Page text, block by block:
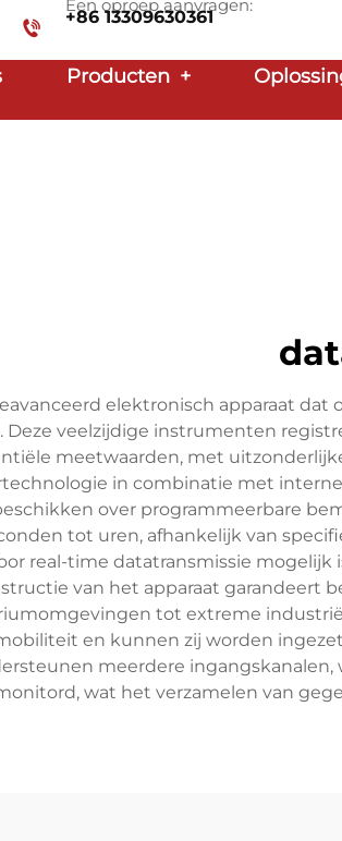
Een oproep aanvragen:
+86 13309630361
Producten +
elektronisch apparaat
veelzijdige instrumenten
meetwaarden, met
in combinatie met
over programmeerbare
tot uren, afhankelijk van
real-time datatransmissie
van het apparaat
tot extreme
en kunnen zij worden
meerdere
wat het verzamelen van